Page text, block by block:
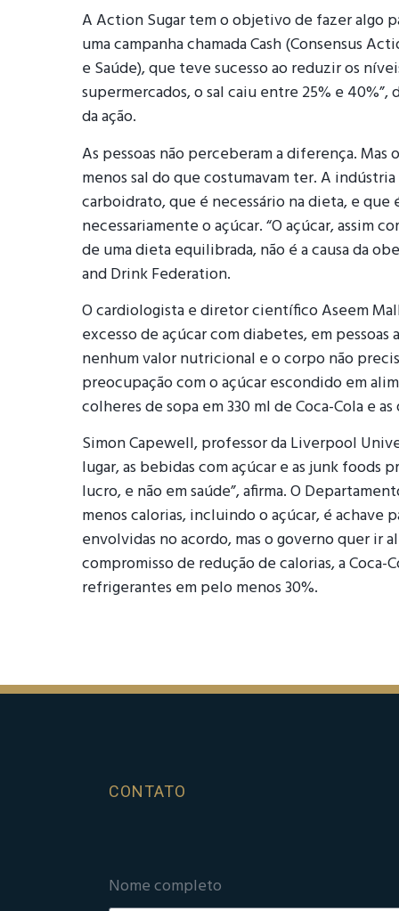
A Action Sugar tem o objetivo de fazer algo
uma campanha chamada Cash (Consensus
e Saúde), que teve sucesso ao reduzir os
supermercados, o sal caiu entre 25% e
da ação.
As pessoas não perceberam a diferença.
menos sal do que costumavam ter. A
carboidrato, que é necessário na dieta, e
necessariamente o açúcar. “O açúcar,
de uma dieta equilibrada, não é a causa da
and Drink Federation.
O cardiologista e diretor científico Aseem
excesso de açúcar com diabetes, em
nenhum valor nutricional e o corpo não
preocupação com o açúcar escondido em
colheres de sopa em 330 ml de Coca-Cola e
Simon Capewell, professor da Liverpool
lugar, as bebidas com açúcar e as junk foods
lucro, e não em saúde”, afirma. O
menos calorias, incluindo o açúcar, é achave
envolvidas no acordo, mas o governo quer ir
compromisso de redução de calorias, a Coca-
refrigerantes em pelo menos 30%.
CONTATO
Nome completo